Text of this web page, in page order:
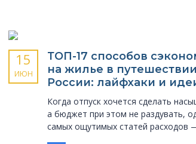
15
ИЮН
ТОП-17 способов
на жилье в
России: лайфхаки и
Когда отпуск хочется сделать
а бюджет при этом не раздувать,
самых ощутимых статей расходов